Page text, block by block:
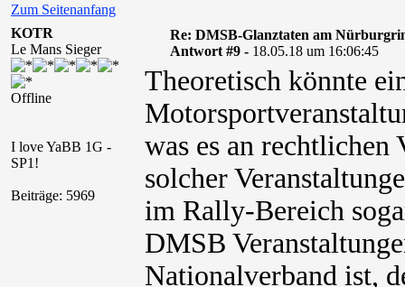
Zum Seitenanfang
KOTR
Le Mans Sieger
Offline
I love YaBB 1G -
SP1!
Beiträge: 5969
Re: DMSB-Glanztaten am
Antwort #9 - 18.05.18 um 16:06:45
Theoretisch könnte
was es an rechtlichen
solcher
im Rally-Bereich
DMSB
Nationalverband ist,